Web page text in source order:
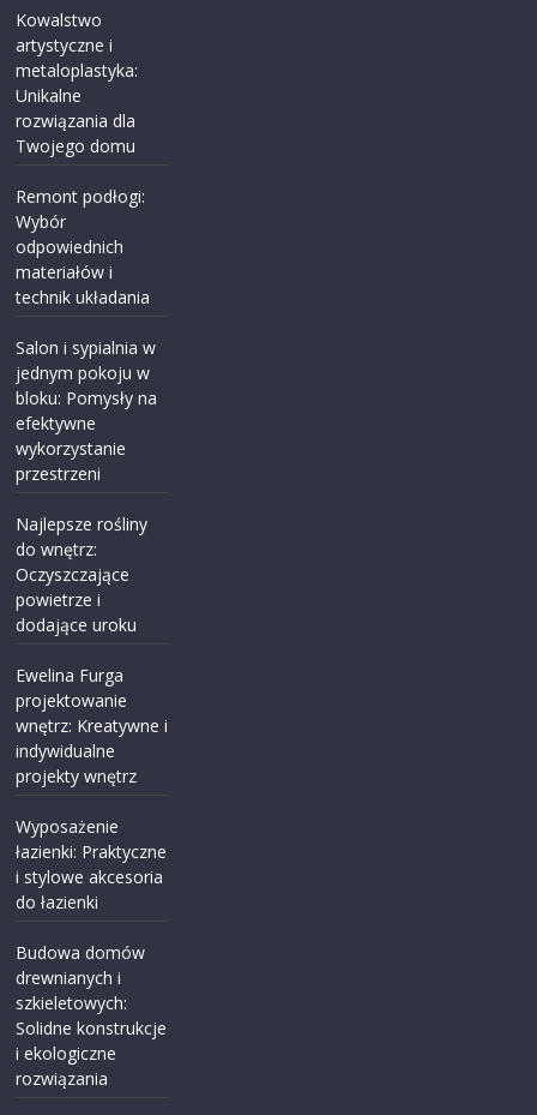
Kowalstwo
artystyczne i
metaloplastyka:
Unikalne
rozwiązania dla
Twojego domu
Remont podłogi:
Wybór
odpowiednich
materiałów i
technik układania
Salon i sypialnia w
jednym pokoju w
bloku: Pomysły na
efektywne
wykorzystanie
przestrzeni
Najlepsze rośliny
do wnętrz:
Oczyszczające
powietrze i
dodające uroku
Ewelina Furga
projektowanie
wnętrz: Kreatywne i
indywidualne
projekty wnętrz
Wyposażenie
łazienki: Praktyczne
i stylowe akcesoria
do łazienki
Budowa domów
drewnianych i
szkieletowych:
Solidne konstrukcje
i ekologiczne
rozwiązania